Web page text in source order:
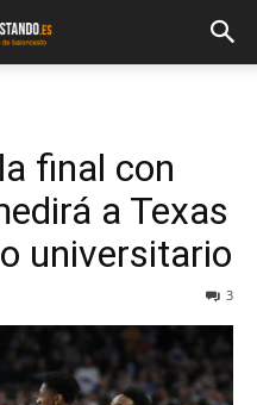
final con
a Texas
universitario
3